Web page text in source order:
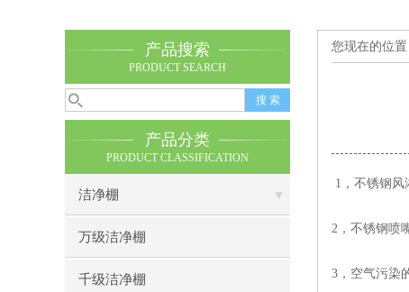
产品搜索
PRODUCT SEARCH
产品分类
PRODUCT CLASSIFICATION
洁净棚
万级洁净棚
千级洁净棚
您现在的位置
1， 不锈钢风
2，不锈钢喷
3，空气污染